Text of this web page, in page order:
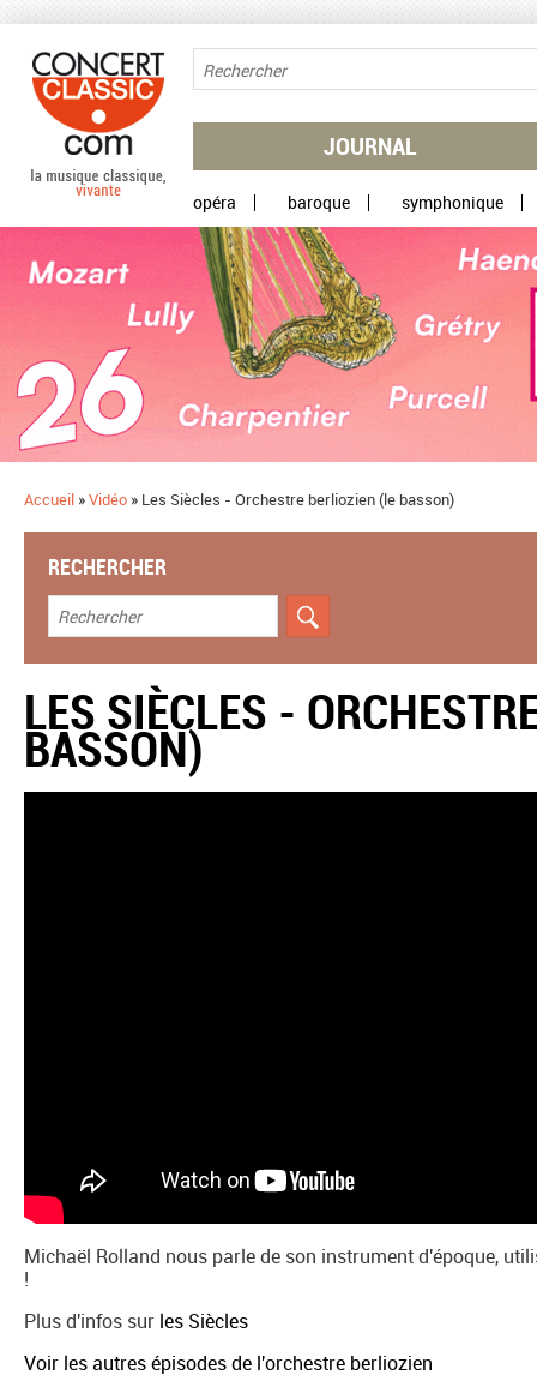
JOURNAL
opéra baroque symphonique
Accueil »Vidéo » Les Siècles - Orchestre berliozien (le basson)
RECHERCHER
LES SIÈCLES -
BASSON)
Michaël Rolland nous parle de son instrument d'époque,
!
Plus d'infos sur les Siècles
Voir les autres épisodes de l'orchestre berliozien